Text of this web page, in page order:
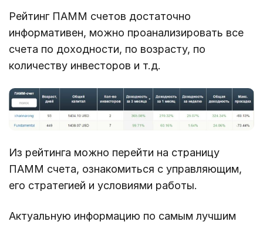
Рейтинг ПАММ счетов достаточно
информативен, можно проанализировать все
счета по доходности, по возрасту, по
количеству инвесторов и т.д.
Из рейтинга можно перейти на страницу
ПАММ счета, ознакомиться с управляющим,
его стратегией и условиями работы.
Актуальную информацию по самым лучшим